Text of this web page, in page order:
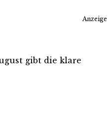
Anzeige
gibt die klare